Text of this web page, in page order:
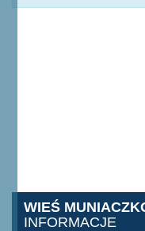
WIEŚ
INFORMACJE